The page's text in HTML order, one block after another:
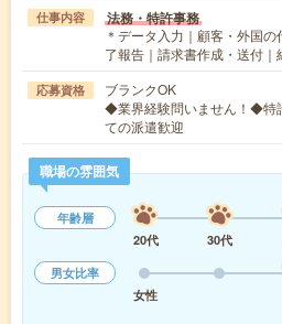
仕事内容 法務・特許事務
＊データ入力｜顧客・外国
了報告｜請求書作成・送付
応募資格
ブランクOK
◆業界経験問いません！◆特
ての派遣歓迎
職場の雰囲気
年齢層
20代
30代
男女比率
女性